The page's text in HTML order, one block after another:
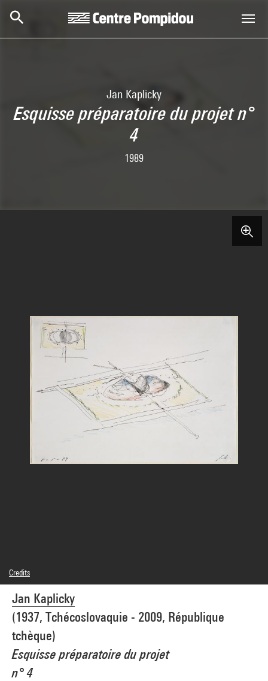
Jan Kaplicky
Esquisse préparatoire du projet n°
4
1989
Jan Kaplicky
(1937, Tchécoslovaquie - 2009, République
tchèque)
Esquisse préparatoire du projet
n° 4
Credits
© Future Systems/Jan Kaplicky
Photo credits : Centre Pompidou, MNAM-CCI/J.C. Planchet et G.
Meguerditchian/Dist. GrandPalaisRmn
Image reference : 4R13286 [1994 CX 3260]